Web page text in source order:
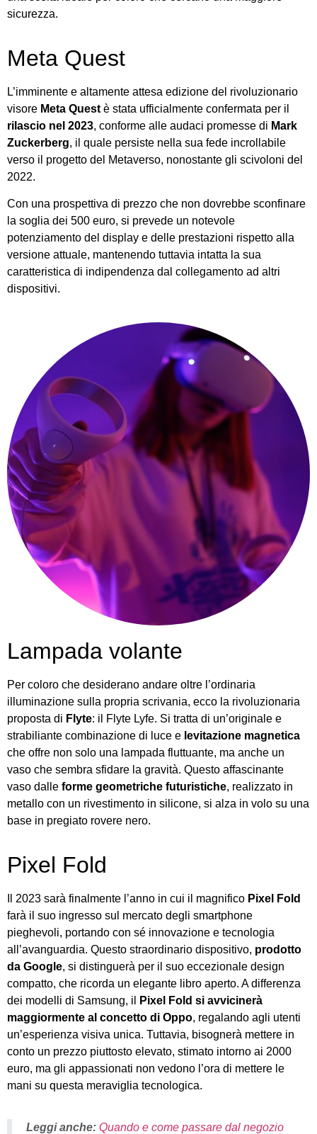
sicurezza.
Meta Quest
L’imminente e altamente attesa edizione del rivoluzionario
visore Meta Quest è stata ufficialmente confermata per il
rilascio nel 2023, conforme alle audaci promesse di Mark
Zuckerberg, il quale persiste nella sua fede incrollabile
verso il progetto del Metaverso, nonostante gli scivoloni del
2022.
Con una prospettiva di prezzo che non dovrebbe sconfinare
la soglia dei 500 euro, si prevede un notevole
potenziamento del display e delle prestazioni rispetto alla
versione attuale, mantenendo tuttavia intatta la sua
caratteristica di indipendenza dal collegamento ad altri
dispositivi.
Lampada volante
Per coloro che desiderano andare oltre l’ordinaria
illuminazione sulla propria scrivania, ecco la rivoluzionaria
proposta di Flyte: il Flyte Lyfe. Si tratta di un’originale e
strabiliante combinazione di luce e levitazione magnetica
che offre non solo una lampada fluttuante, ma anche un
vaso che sembra sfidare la gravità. Questo affascinante
vaso dalle forme geometriche futuristiche, realizzato in
metallo con un rivestimento in silicone, si alza in volo su una
base in pregiato rovere nero.
Pixel Fold
Il 2023 sarà finalmente l’anno in cui il magnifico Pixel Fold
farà il suo ingresso sul mercato degli smartphone
pieghevoli, portando con sé innovazione e tecnologia
all’avanguardia. Questo straordinario dispositivo, prodotto
da Google, si distinguerà per il suo eccezionale design
compatto, che ricorda un elegante libro aperto. A differenza
dei modelli di Samsung, il
Pixel Fold si avvicinerà
maggiormente al concetto di Oppo, regalando agli utenti
un’esperienza visiva unica. Tuttavia, bisognerà mettere in
conto un prezzo piuttosto elevato, stimato intorno ai 2000
euro, ma gli appassionati non vedono l’ora di mettere le
mani su questa meraviglia tecnologica.
Leggi anche: Quando e come passare dal negozio